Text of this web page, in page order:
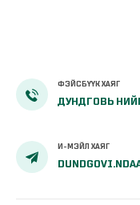
ФЭЙСБҮҮК ХАЯГ
ДУНДГОВЬ
И-МЭЙЛ ХАЯГ